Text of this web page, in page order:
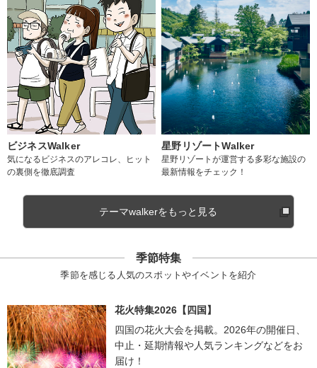
ビジネスWalker
気になるビジネスのアレコレ、ヒット
の裏側を徹底調査
星野リゾートWalker
星野リゾートが運営する多彩な施設の
最新情報をチェック！
テーマwalkerをもっと見る
季節特集
季節を感じる人気のスポットやイベントを紹介
花火特集2026【四国】
四国の花火大会を掲載。2026年の開催日、
中止・延期情報や人気ランキングなどをお
届け！